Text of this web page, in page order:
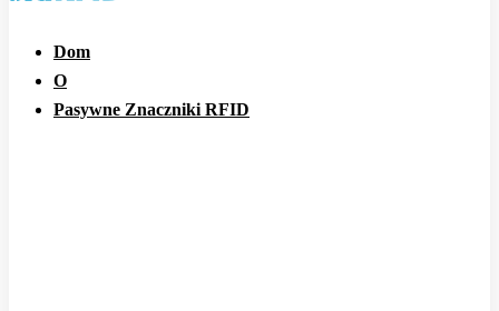
Dom
O
Pasywne Znaczniki RFID